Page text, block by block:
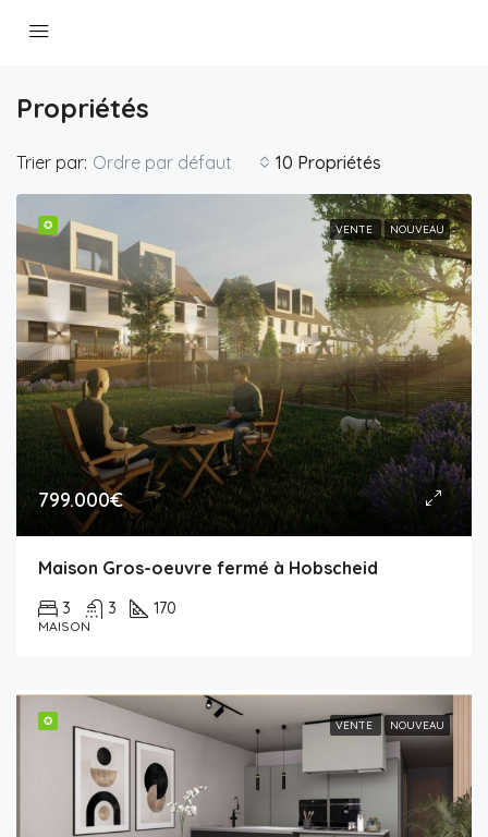
Propriétés
10 Propriétés
Trier par: Ordre par défaut
✪ VENTE NOUVEAU
799.000€
Maison Gros-oeuvre fermé à Hobscheid
3 3 170
MAISON
✪ VENTE NOUVEAU